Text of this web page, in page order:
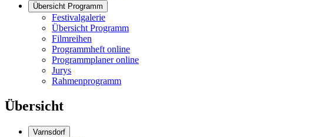
Übersicht Programm
Festivalgalerie
Übersicht Programm
Filmreihen
Programmheft online
Programmplaner online
Jurys
Rahmenprogramm
Übersicht
Varnsdorf